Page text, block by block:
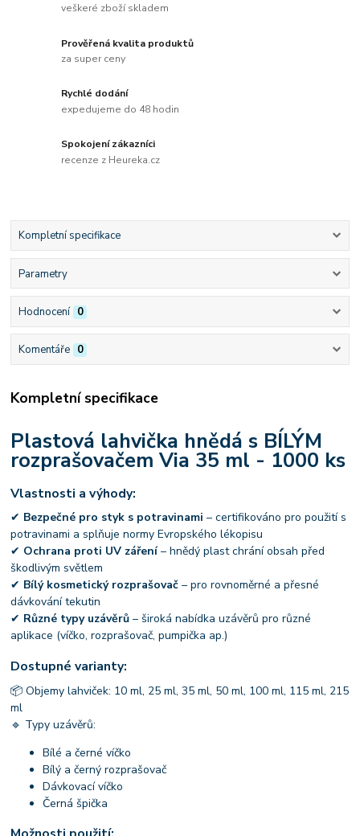
veškeré zboží skladem
Prověřená kvalita produktů
za super ceny
Rychlé dodání
expedujeme do 48 hodin
Spokojení zákazníci
recenze z Heureka.cz
Kompletní specifikace
Parametry
Hodnocení 0
Komentáře 0
Kompletní specifikace
Plastová lahvička hnědá s BÍLÝM
rozprašovačem Via 35 ml - 1000 ks
Vlastnosti a výhody:
✔ Bezpečné pro styk s potravinami – certifikováno pro použití s
potravinami a splňuje normy Evropského lékopisu
✔ Ochrana proti UV záření– hnědý plast chrání obsah před
škodlivým světlem
✔ Bílý kosmetický rozprašovač – pro rovnoměrné a přesné
dávkování tekutin
✔ Různé typy uzávěrů – široká nabídka uzávěrů pro různé
aplikace (víčko, rozprašovač, pumpička ap.)
Dostupné varianty:
📦 Objemy lahviček: 10 ml, 25 ml, 35 ml, 50 ml, 100 ml, 115 ml, 215
ml
🔹 Typy uzávěrů:
Bílé a černé víčko
Bílý a černý rozprašovač
Dávkovací víčko
Černá špička